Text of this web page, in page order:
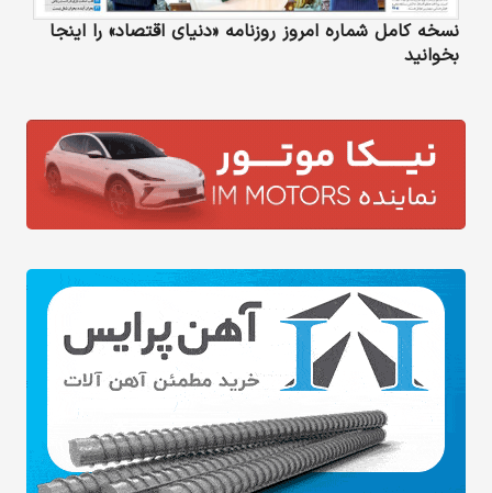
نسخه کامل شماره امروز روزنامه «دنیای‌ اقتصاد» را اینجا
بخوانید